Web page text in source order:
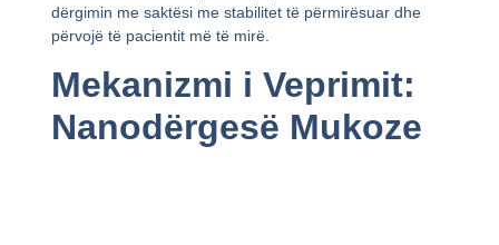
dërgimin me saktësi me stabilitet të përmirësuar dhe
përvojë të pacientit më të mirë.
Mekanizmi i Veprimit:
Nanodërgesë Mukoze